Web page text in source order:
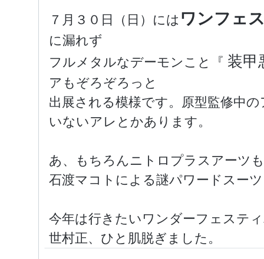
７月３０日（日）には ワンフェ
に漏れず
フルメタルなデーモンこと『 装甲
アもぞろぞろっと
出展される模様です。原型監修中
いないアレとかあります。
あ、もちろんニトロプラスアーツ
石渡マコトによる謎パワードスー
今年は行きたいワンダーフェステ
世村正、ひと肌脱ぎました。